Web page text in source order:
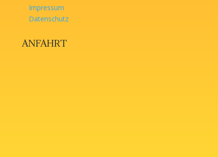
Impressum
Datenschutz
ANFAHRT